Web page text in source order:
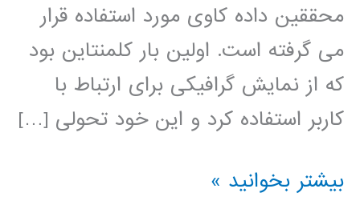
محققین داده کاوی مورد استفاده قرار
می گرفته است. اولین بار کلمنتاین بود
که از نمایش گرافیکی برای ارتباط با
کاربر استفاده کرد و این خود تحولی […]
فیلم
بیشتر بخوانید »